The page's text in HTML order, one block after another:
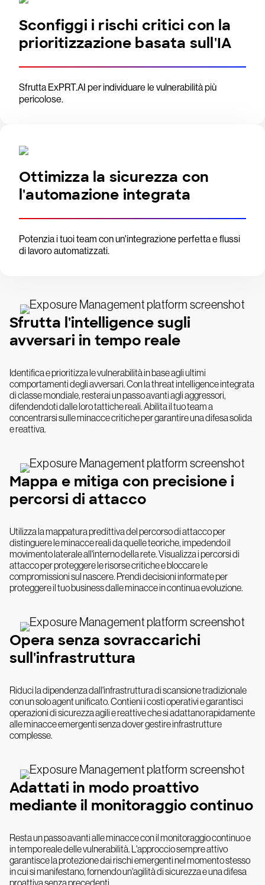
Sconfiggi i rischi critici con la
prioritizzazione basata sull'IA
Sfrutta ExPRT.AI per individuare le vulnerabilità più
pericolose.
Ottimizza la sicurezza con
l'automazione integrata
Potenzia i tuoi team con un'integrazione perfetta e flussi
di lavoro automatizzati.
Sfrutta l'intelligence sugli
avversari in tempo reale
Identifica e prioritizza le vulnerabilità in base agli ultimi
comportamenti degli avversari. Con la threat intelligence integrata
di classe mondiale, resterai un passo avanti agli aggressori,
difendendoti dalle loro tattiche reali. Abilita il tuo team a
concentrarsi sulle minacce critiche per garantire una difesa solida
e reattiva.
Mappa e mitiga con precisione i
percorsi di attacco
Utilizza la mappatura predittiva del percorso di attacco per
distinguere le minacce reali da quelle teoriche, impedendo il
movimento laterale all'interno della rete. Visualizza i percorsi di
attacco per proteggere le risorse critiche e bloccare le
compromissioni sul nascere. Prendi decisioni informate per
proteggere il tuo business dalle minacce in continua evoluzione.
Opera senza sovraccarichi
sull'infrastruttura
Riduci la dipendenza dall'infrastruttura di scansione tradizionale
con un solo agent unificato. Contieni i costi operativi e garantisci
operazioni di sicurezza agili e reattive che si adattano rapidamente
alle minacce emergenti senza dover gestire infrastrutture
complesse.
Adattati in modo proattivo
mediante il monitoraggio continuo
Resta un passo avanti alle minacce con il monitoraggio continuo e
in tempo reale delle vulnerabilità. L'approccio sempre attivo
garantisce la protezione dai rischi emergenti nel momento stesso
in cui si manifestano, fornendo un'agilità di sicurezza e una difesa
proattiva senza precedenti.